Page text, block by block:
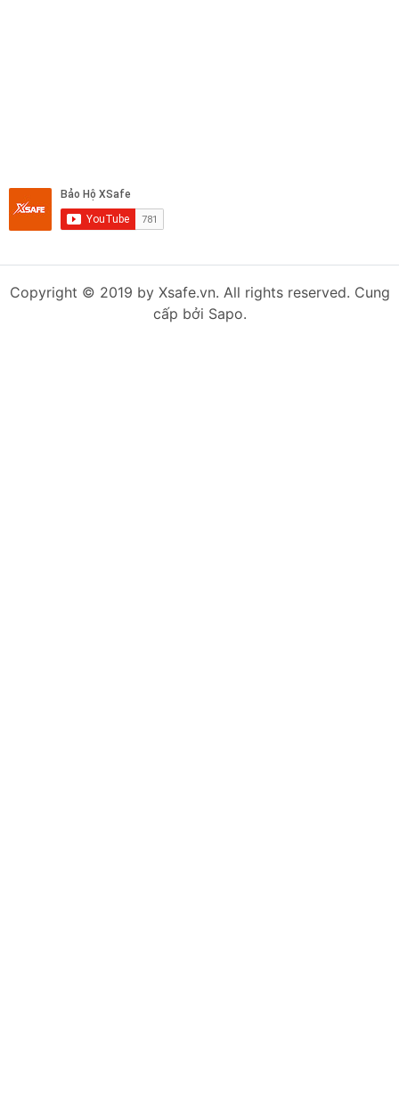
Copyright © 2019 by Xsafe.vn. All rights reserved. Cung
cấp bởi Sapo.